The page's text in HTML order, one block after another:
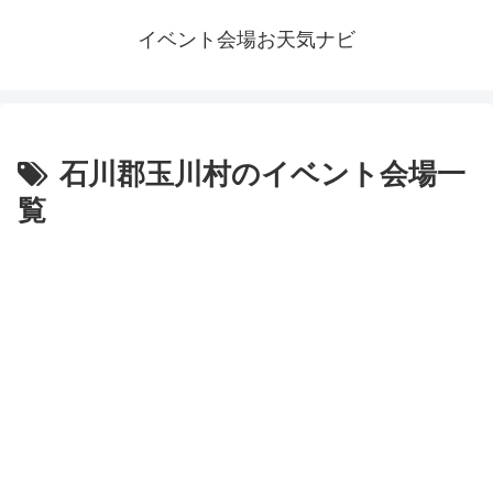
イベント会場お天気ナビ
石川郡玉川村のイベント会場一
覧